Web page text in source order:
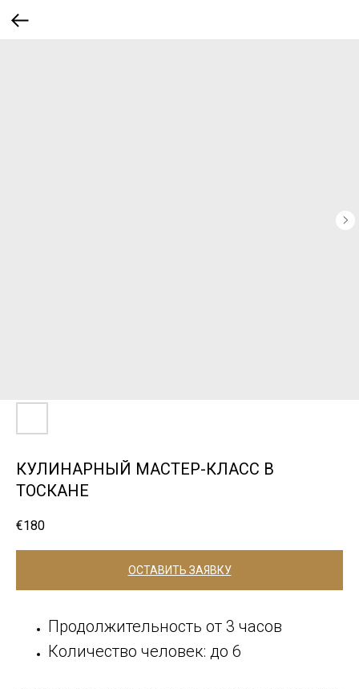
КУЛИНАРНЫЙ МАСТЕР-КЛАСС В
ТОСКАНЕ
€180
ОСТАВИТЬ ЗАЯВКУ
Продолжительность от 3 часов
Количество человек: до 6